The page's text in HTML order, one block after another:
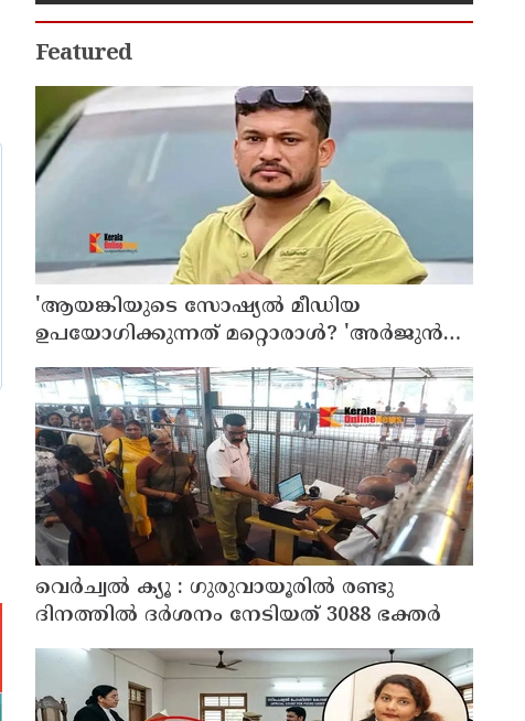
64.21 കോടി രൂപ കൂടി അനുവദിച്ചു
Featured
'ആയങ്കിയുടെ സോഷ്യൽ മീഡിയ
ഉപയോഗിക്കുന്നത് മറ്റൊരാൾ? 'അർജുൻ
ആയങ്കിയെ പൂട്ടാനൊരുങ്ങി പൊലീസ്';
കൊച്ചിയിൽ വ്യാപക പരിശോധന
വെർച്വൽ ക്യൂ : ഗുരുവായൂരിൽ രണ്ടു
ദിനത്തിൽ ദർശനം നേടിയത് 3088 ഭക്തർ